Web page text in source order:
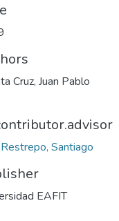
Cruz, Juan Pablo
Santiago
EAFIT